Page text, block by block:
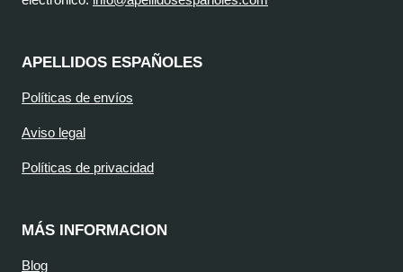
APELLIDOS ESPAÑOLES
Políticas de envíos
Aviso legal
Políticas de privacidad
MÁS INFORMACION
Blog